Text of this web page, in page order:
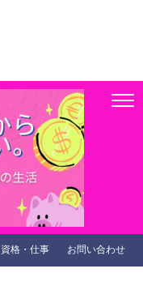
格・仕事 お問い合わせ